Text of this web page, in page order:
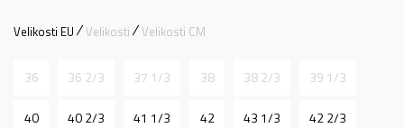
Velikosti EU Velikosti Velikosti CM
36 36 2/3 37 1/3 38 38 2/3 39 1/3
40 40 2/3 41 1/3 42 43 1/3 42 2/3